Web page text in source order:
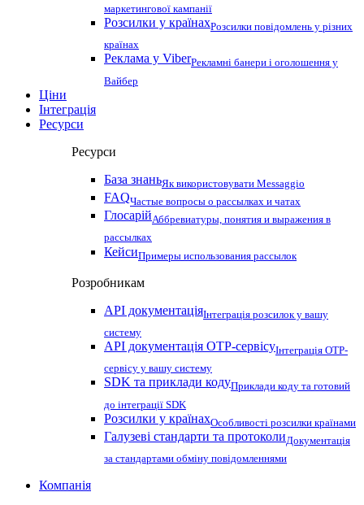
маркетингової кампанії
Розсилки у країнахРозсилки повідомлень у різних
країнах
Реклама у ViberРекламні банери і оголошення у
Вайбер
Ціни
Інтеграція
Ресурси
Ресурси
База знаньЯк використовувати Messaggio
FAQЧастые вопросы о рассылках и чатах
ГлосарійАббревиатуры, понятия и выражения в
рассылках
КейсиПримеры использования рассылок
Розробникам
API документаціяІнтеграція розсилок у вашу
систему
API документація OTP-сервісуІнтеграція OTP-
сервісу у вашу систему
SDK та приклади кодуПриклади коду та готовий
до інтеграції SDK
Розсилки у країнахОсобливості розсилки країнами
Галузеві стандарти та протоколиДокументація
за стандартами обміну повідомленнями
Компанія